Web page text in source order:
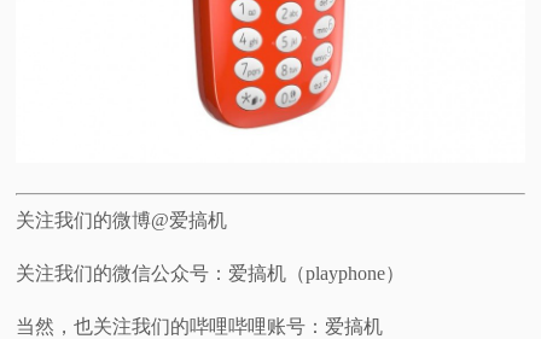
关注我们的微博@爱搞机
关注我们的微信公众号：爱搞机（playphone）
当然，也关注我们的哔哩哔哩账号：爱搞机